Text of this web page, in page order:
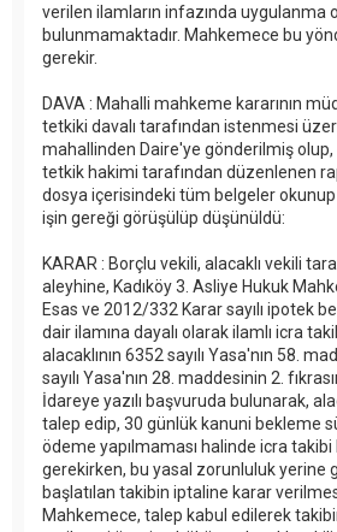
verilen ilamların infazında uygulanma
bulunmamaktadır. Mahkemece bu
gerekir.
DAVA : Mahalli mahkeme kararının
tetkiki davalı tarafından istenmesi
mahallinden Daire'ye gönderilmiş olup,
tetkik hakimi tarafından düzenlenen
dosya içerisindeki tüm belgeler
işin gereği görüşülüp düşünüldü:
KARAR : Borçlu vekili, alacaklı vekili
aleyhine, Kadıköy 3. Asliye Hukuk
Esas ve 2012/332 Karar sayılı ipotek
dair ilamına dayalı olarak ilamlı icra
alacaklının 6352 sayılı Yasa'nın 58.
sayılı Yasa'nın 28. maddesinin 2.
İdareye yazılı başvuruda bulunarak,
talep edip, 30 günlük kanuni bekleme
ödeme yapılmaması halinde icra takibi
gerekirken, bu yasal zorunluluk yerine
başlatılan takibin iptaline karar
Mahkemece, talep kabul edilerek